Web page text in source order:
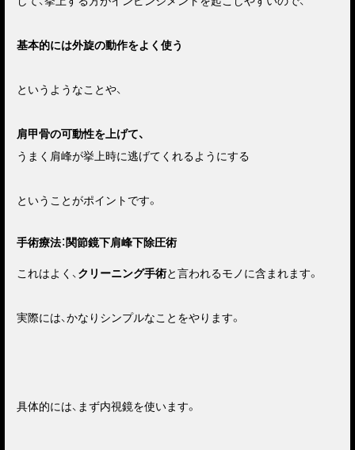
基本的には外旋の動作をよく使う
というようなことや、
肩甲骨の可動性を上げて、
うまく肩峰が挙上時に逃げてくれるようにする
ということがポイントです。
手術療法：関節鏡下肩峰下除圧術
これはよく、クリーニング手術と言われるモノに含まれます。
実際には、かなりシンプルなことをやります。
具体的には、まず内視鏡を使います。